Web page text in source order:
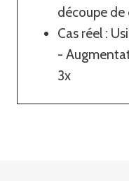
découpe de
Cas réel :
-
3x